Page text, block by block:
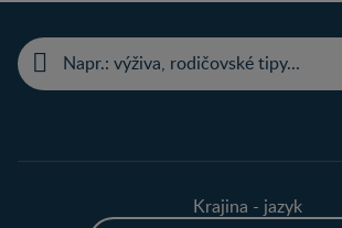
Krajina - jazyk